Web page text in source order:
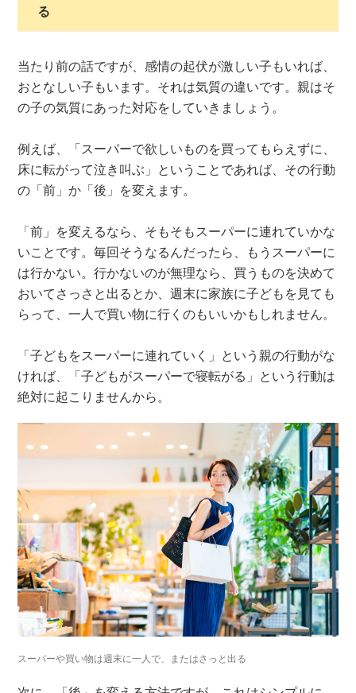
る
当たり前の話ですが、感情の起伏が激しい子もいれば、
おとなしい子もいます。それは気質の違いです。親はそ
の子の気質にあった対応をしていきましょう。
例えば、「スーパーで欲しいものを買ってもらえずに、
床に転がって泣き叫ぶ」ということであれば、その行動
の「前」か「後」を変えます。
「前」を変えるなら、そもそもスーパーに連れていかな
いことです。毎回そうなるんだったら、もうスーパーに
は行かない。行かないのが無理なら、買うものを決めて
おいてさっさと出るとか、週末に家族に子どもを見ても
らって、一人で買い物に行くのもいいかもしれません。
「子どもをスーパーに連れていく」という親の行動がな
ければ、「子どもがスーパーで寝転がる」という行動は
絶対に起こりませんから。
スーパーや買い物は週末に一人で、またはさっと出る